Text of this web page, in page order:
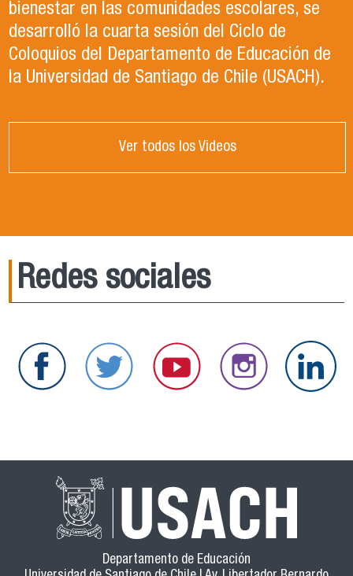
bienestar en las comunidades escolares, se
desarrolló la cuarta sesión del Ciclo de
Coloquios del Departamento de Educación de
la Universidad de Santiago de Chile (USACH).
Ver todos los Videos
Redes sociales
Departamento de Educación